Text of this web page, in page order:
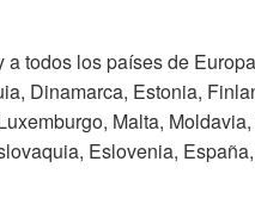
todos los países de
Dinamarca, Estonia,
Malta,
Eslovenia,